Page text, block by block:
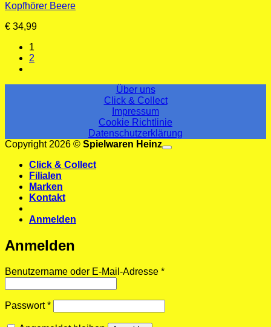
Kopfhörer Beere
€ 34,99
1
2
Über uns
Click & Collect
Impressum
Cookie Richtlinie
Datenschutzerklärung
Copyright 2026 © Spielwaren Heinz
Click & Collect
Filialen
Marken
Kontakt
Anmelden
Anmelden
Benutzername oder E-Mail-Adresse *Erforderlich
Passwort*Erforderlich